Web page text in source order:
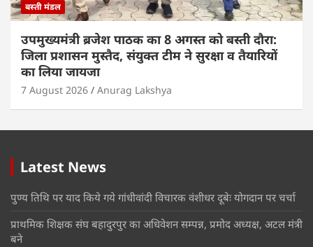
बस्ती मंडल
उपमुख्यमंत्री ब्रजेश पाठक का 8 अगस्त को बस्ती दौरा:
जिला प्रशासन मुस्तैद, संयुक्त टीम ने सुरक्षा व तैयारियों
का लिया जायजा
7 August 2026 Anurag Lakshya
Latest News
पुण्य तिथि पर याद किये गये गांधीवांदी विचारक वंशीधर दूबेः योगदान पर चर्चा
प्राथमिक शिक्षक संघ बहादुरपुर का अधिवेशन सम्पन्न, प्रमोद अध्यक्ष, अटल मंत्री
बने